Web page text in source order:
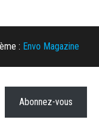
: Envo Magazine
Abonnez-vous